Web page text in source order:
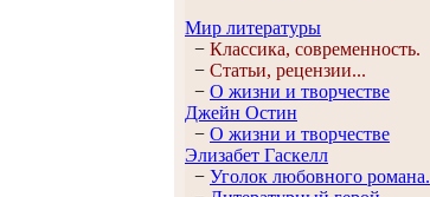
Мир литературы
− Классика, современность.
− Статьи, рецензии...
− О жизни и творчестве
Джейн Остин
− О жизни и творчестве
Элизабет Гaскелл
− Уголок любовного романа.